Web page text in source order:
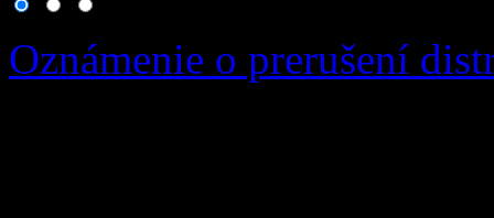
Oznámenie o prerušení